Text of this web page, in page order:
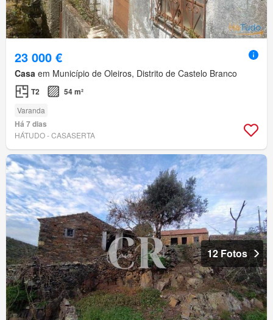
23 000 €
Casa em Município de Oleiros, Distrito de Castelo Branco
T2 54 m²
Varanda
Há 7 dias
HÁTUDO - CASASERTA
12 Fotos